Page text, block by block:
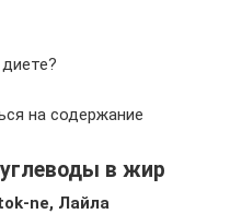
на содержание
в жир
ne, Лайла